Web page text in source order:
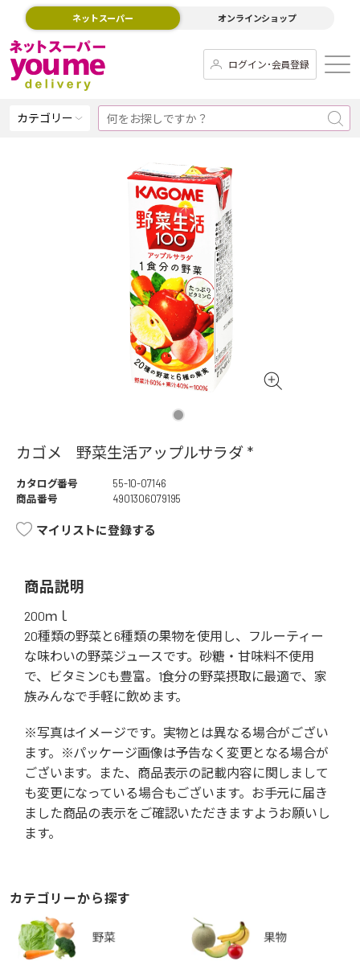
ネットスーパー オンラインショップ
ログイン･会員登録
カテゴリー
カゴメ 野菜生活アップルサラダ *
カタログ番号
55-10-07146
商品番号
4901306079195
マイリストに登録する
商品説明
200ｍｌ
20種類の野菜と6種類の果物を使用し、フルーティー
な味わいの野菜ジュースです。砂糖・甘味料不使用
で、ビタミンCも豊富。1食分の野菜摂取に最適で、家
族みんなで手軽に飲めます。
※写真はイメージです。実物とは異なる場合がござい
ます。※パッケージ画像は予告なく変更となる場合が
ございます。また、商品表示の記載内容に関しまして
も変更になっている場合もございます。お手元に届き
ました商品の表示をご確認いただきますようお願いし
ます。
カテゴリーから探す